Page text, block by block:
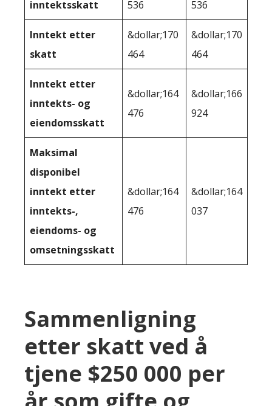
inntektsskatt 536 536
Inntekt etter
skatt
&dollar;170
464
&dollar;170
464
Inntekt etter
inntekts- og
eiendomsskatt
&dollar;164
476
&dollar;166
924
Maksimal
disponibel
inntekt etter
inntekts-,
eiendoms- og
omsetningsskatt
&dollar;164
476
&dollar;164
037
Sammenligning
etter skatt ved å
tjene $250 000 per